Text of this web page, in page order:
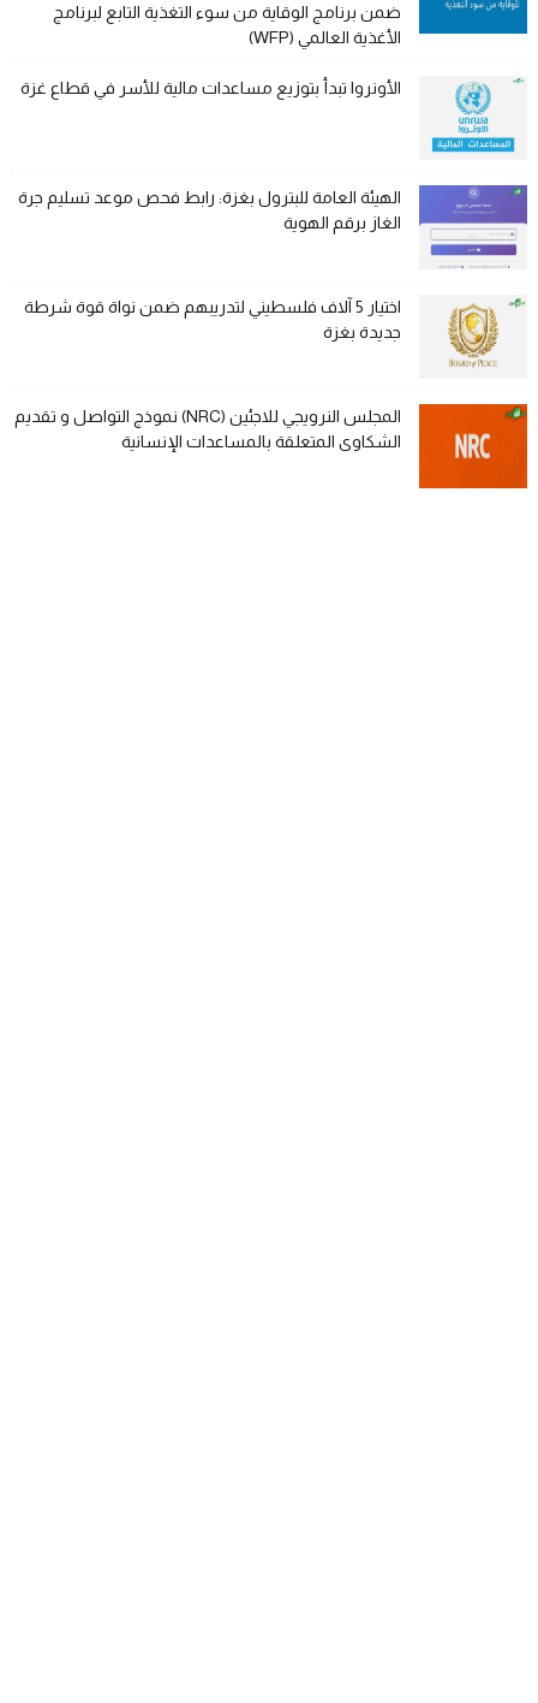
ضمن برنامج الوقاية من سوء التغذية التابع لبرنامج
الأغذية العالمي (WFP)
الأونروا تبدأ بتوزيع مساعدات مالية للأسر في قطاع غزة
الهيئة العامة للبترول بغزة: رابط فحص موعد تسليم جرة
الغاز برقم الهوية
اختيار 5 آلاف فلسطيني لتدريبهم ضمن نواة قوة شرطة
جديدة بغزة
المجلس النرويجي للاجئين (NRC) نموذج التواصل و تقديم
الشكاوى المتعلقة بالمساعدات الإنسانية